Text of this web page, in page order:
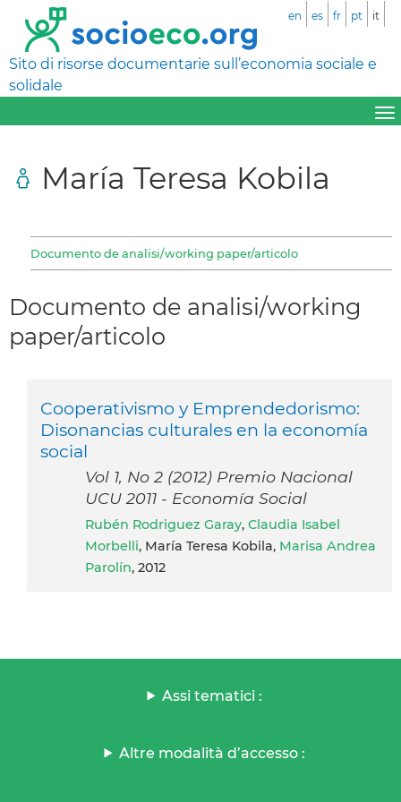
Sito di risorse documentarie sull’economia sociale e
solidale
en es fr pt it
María Teresa Kobila
Documento de analisi/working paper/articolo
Documento de analisi/working
paper/articolo
Cooperativismo y Emprendedorismo:
Disonancias culturales en la economía
social
Vol 1, No 2 (2012) Premio Nacional
UCU 2011 - Economía Social
Rubén Rodriguez Garay, Claudia Isabel
Morbelli, María Teresa Kobila, Marisa Andrea
Parolín, 2012
Assi tematici :
Altre modalità d’accesso :